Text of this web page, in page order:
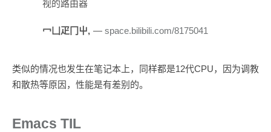
视的路由器
冖凵疋冂屮, space.bilibili.com/8175041
类似的情况也发生在笔记本上，同样都是12代CPU，因为调教
和散热等原因，性能是有差别的。
Emacs TIL